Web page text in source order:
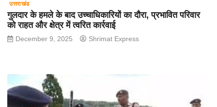
उत्तराखंड
गुलदार के हमले के बाद उच्चाधिकारियों का दौरा, प्रभावित परिवार
को राहत और क्षेत्र में त्वरित कार्रवाई
December 9, 2025 Shrimat Express